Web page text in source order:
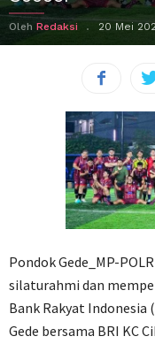
Oleh Redaksi 20 Mei
Pondok Gede_MP-
silaturahmi dan
Bank Rakyat Indonesia
Gede bersama BRI KC